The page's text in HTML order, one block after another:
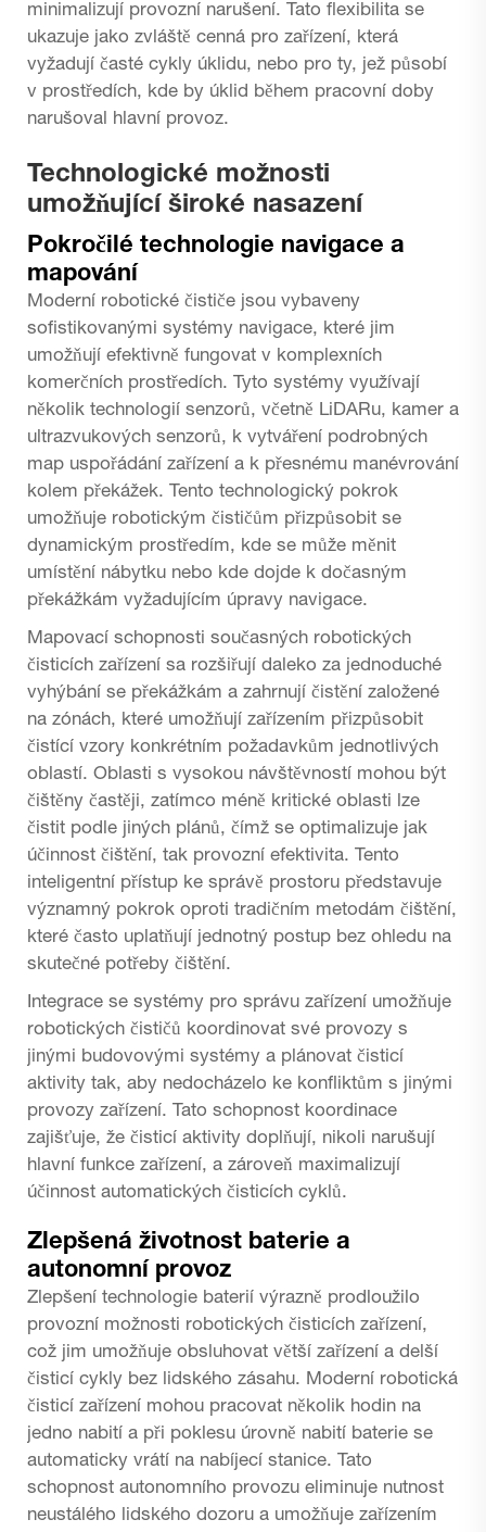
minimalizují provozní narušení. Tato flexibilita se
ukazuje jako zvláště cenná pro zařízení, která
vyžadují časté cykly úklidu, nebo pro ty, jež působí
v prostředích, kde by úklid během pracovní doby
narušoval hlavní provoz.
Technologické možnosti
umožňující široké nasazení
Pokročilé technologie navigace a
mapování
Moderní robotické čističe jsou vybaveny
sofistikovanými systémy navigace, které jim
umožňují efektivně fungovat v komplexních
komerčních prostředích. Tyto systémy využívají
několik technologií senzorů, včetně LiDARu, kamer a
ultrazvukových senzorů, k vytváření podrobných
map uspořádání zařízení a k přesnému manévrování
kolem překážek. Tento technologický pokrok
umožňuje robotickým čističům přizpůsobit se
dynamickým prostředím, kde se může měnit
umístění nábytku nebo kde dojde k dočasným
překážkám vyžadujícím úpravy navigace.
Mapovací schopnosti současných robotických
čisticích zařízení sa rozšiřují daleko za jednoduché
vyhýbání se překážkám a zahrnují čistění založené
na zónách, které umožňují zařízením přizpůsobit
čistící vzory konkrétním požadavkům jednotlivých
oblastí. Oblasti s vysokou návštěvností mohou být
čištěny častěji, zatímco méně kritické oblasti lze
čistit podle jiných plánů, čímž se optimalizuje jak
účinnost čištění, tak provozní efektivita. Tento
inteligentní přístup ke správě prostoru představuje
významný pokrok oproti tradičním metodám čištění,
které často uplatňují jednotný postup bez ohledu na
skutečné potřeby čištění.
Integrace se systémy pro správu zařízení umožňuje
robotických čističů koordinovat své provozy s
jinými budovovými systémy a plánovat čisticí
aktivity tak, aby nedocházelo ke konfliktům s jinými
provozy zařízení. Tato schopnost koordinace
zajišťuje, že čisticí aktivity doplňují, nikoli narušují
hlavní funkce zařízení, a zároveň maximalizují
účinnost automatických čisticích cyklů.
Zlepšená životnost baterie a
autonomní provoz
Zlepšení technologie baterií výrazně prodloužilo
provozní možnosti robotických čisticích zařízení,
což jim umožňuje obsluhovat větší zařízení a delší
čisticí cykly bez lidského zásahu. Moderní robotická
čisticí zařízení mohou pracovat několik hodin na
jedno nabití a při poklesu úrovně nabití baterie se
automaticky vrátí na nabíjecí stanice. Tato
schopnost autonomního provozu eliminuje nutnost
neustálého lidského dozoru a umožňuje zařízením